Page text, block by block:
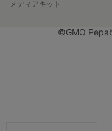
メディアキット
©GMO